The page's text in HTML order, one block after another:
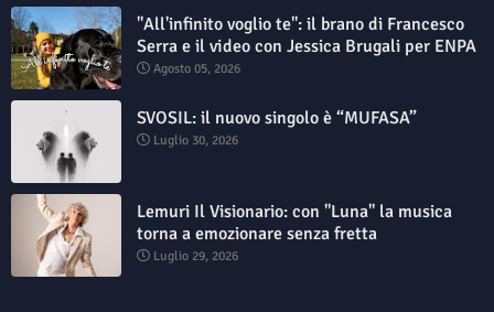
"All'infinito voglio te": il brano di Francesco
Serra e il video con Jessica Brugali per ENPA
Agosto 05, 2026
SVOSIL: il nuovo singolo è “MUFASA”
Luglio 30, 2026
Lemuri Il Visionario: con "Luna" la musica
torna a emozionare senza fretta
Luglio 29, 2026